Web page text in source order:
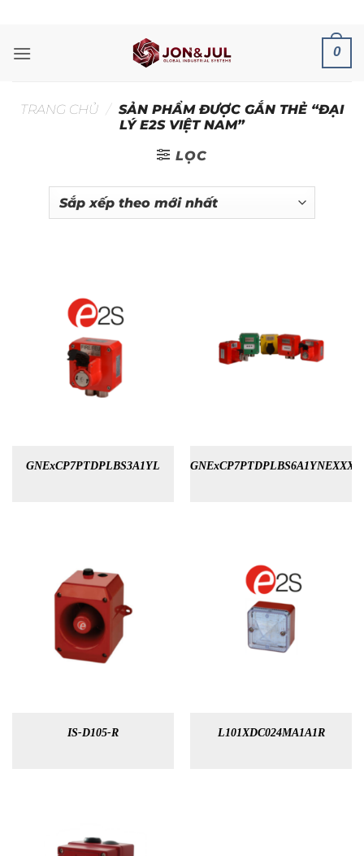
nội
0
TRANG CHỦ / SẢN PHẨM ĐƯỢC GẮN THẺ “ĐẠI
LÝ E2S VIỆT NAM”
LỌC
GNExCP7PTDPLBS3A1YL GNExCP7PTDPLBS6A1YNEXXXR
IS-D105-R L101XDC024MA1A1R